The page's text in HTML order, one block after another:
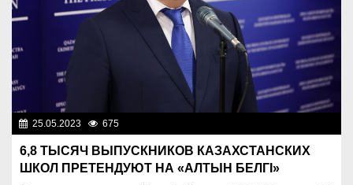
25.05.2023 675
6,8 ТЫСЯЧ ВЫПУСКНИКОВ КАЗАХСТАНСКИХ
ШКОЛ ПРЕТЕНДУЮТ НА «АЛТЫН БЕЛГІ»